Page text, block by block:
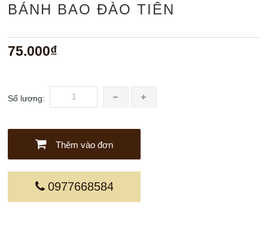
BÁNH BAO ĐÀO TIÊN
75.000₫
Số lượng:
Thêm vào đơn
0977668584